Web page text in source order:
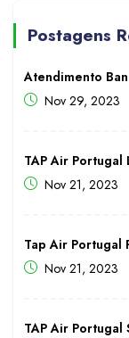
Postagens
Atendimento
Nov 29, 2023
TAP Air
Nov 21, 2023
Tap Air Portugal
Nov 21, 2023
TAP Air Portugal